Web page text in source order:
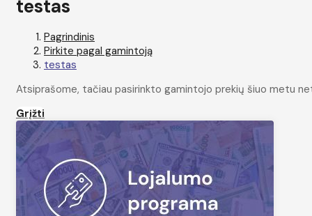
testas
Pagrindinis
Pirkite pagal gamintoją
testas
Atsiprašome, tačiau pasirinkto gamintojo prekių šiuo metu
Grįžti